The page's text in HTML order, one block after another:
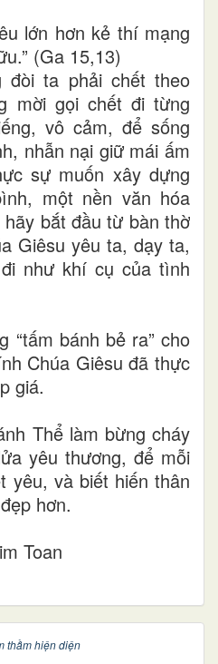
lớn hơn kẻ thí mạng
(Ga 15,13)
đòi ta phải chết theo
mời gọi chết đi từng
vô cảm, để sống
nhẫn nại giữ mái ấm
sự muốn xây dựng
một nền văn hóa
bắt đầu từ bàn thờ
Giêsu yêu ta, dạy ta,
như khí cụ của tình
“tấm bánh bẻ ra” cho
Chúa Giêsu đã thực
giá.
Thể làm bừng cháy
yêu thương, để mỗi
yêu, và biết hiến thân
hơn.
Toan
thầm hiện diện